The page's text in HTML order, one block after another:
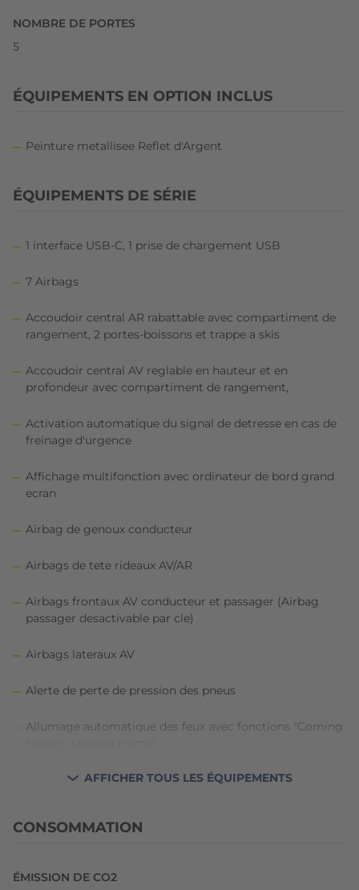
NOMBRE DE PORTES
5
ÉQUIPEMENTS EN OPTION INCLUS
Peinture metallisee Reflet d'Argent
ÉQUIPEMENTS DE SÉRIE
1 interface USB-C, 1 prise de chargement USB
7 Airbags
Accoudoir central AR rabattable avec compartiment de
rangement, 2 portes-boissons et trappe a skis
Accoudoir central AV reglable en hauteur et en
profondeur avec compartiment de rangement,
Activation automatique du signal de detresse en cas de
freinage d'urgence
Affichage multifonction avec ordinateur de bord grand
ecran
Airbag de genoux conducteur
Airbags de tete rideaux AV/AR
Airbags frontaux AV conducteur et passager (Airbag
passager desactivable par cle)
Airbags lateraux AV
Alerte de perte de pression des pneus
Allumage automatique des feux avec fonctions "Coming
Anneaux d'arrimage dans le coffre
AFFICHER TOUS LES ÉQUIPEMENTS
CONSOMMATION
ÉMISSION DE CO2